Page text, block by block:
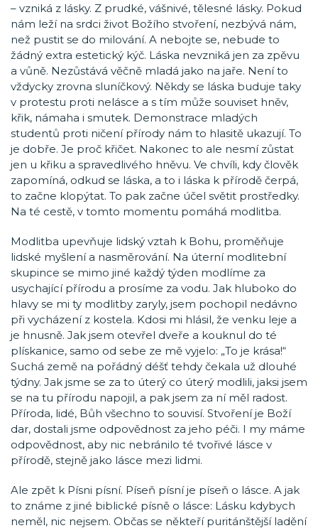
– vzniká z lásky. Z prudké, vášnivé, tělesné lásky. Pokud
nám leží na srdci život Božího stvoření, nezbývá nám,
než pustit se do milování. A nebojte se, nebude to
žádný extra estetický kýč. Láska nevzniká jen za zpěvu
a vůně. Nezůstává věčně mladá jako na jaře. Není to
vždycky zrovna sluníčkový. Někdy se láska buduje taky
v protestu proti nelásce a s tím může souviset hněv,
křik, námaha i smutek. Demonstrace mladých
studentů proti ničení přírody nám to hlasitě ukazují. To
je dobře. Je proč křičet. Nakonec to ale nesmí zůstat
jen u křiku a spravedlivého hněvu. Ve chvíli, kdy člověk
zapomíná, odkud se láska, a to i láska k přírodě čerpá,
to začne klopýtat. To pak začne účel světit prostředky.
Na té cestě, v tomto momentu pomáhá modlitba.
Modlitba upevňuje lidský vztah k Bohu, proměňuje
lidské myšlení a nasměrování. Na úterní modlitební
skupince se mimo jiné každý týden modlíme za
usychající přírodu a prosíme za vodu. Jak hluboko do
hlavy se mi ty modlitby zaryly, jsem pochopil nedávno
při vycházení z kostela. Kdosi mi hlásil, že venku leje a
je hnusně. Jak jsem otevřel dveře a kouknul do té
plískanice, samo od sebe ze mě vyjelo: „To je krása!“
Suchá země na pořádný déšť tehdy čekala už dlouhé
týdny. Jak jsme se za to úterý co úterý modlili, jaksi jsem
se na tu přírodu napojil, a pak jsem za ní měl radost.
Příroda, lidé, Bůh všechno to souvisí. Stvoření je Boží
dar, dostali jsme odpovědnost za jeho péči. I my máme
odpovědnost, aby nic nebránilo té tvořivé lásce v
přírodě, stejně jako lásce mezi lidmi.
Ale zpět k Písni písní. Píseň písní je píseň o lásce. A jak
to známe z jiné biblické písně o lásce: Lásku kdybych
neměl, nic nejsem. Občas se někteří puritánštější ladění